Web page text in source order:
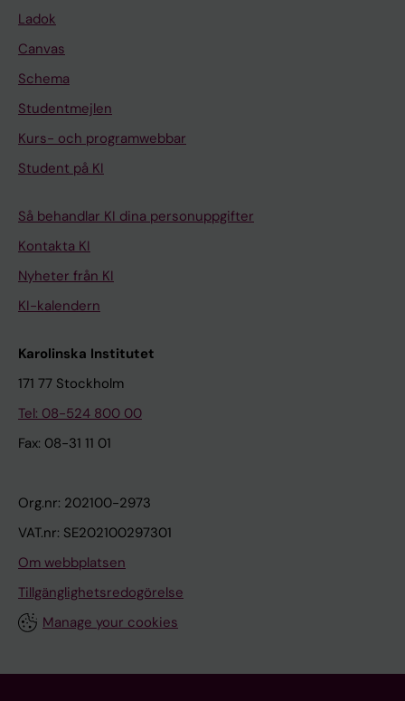
Ladok
Canvas
Schema
Studentmejlen
Kurs- och programwebbar
Student på KI
Så behandlar KI dina personuppgifter
Kontakta KI
Nyheter från KI
KI-kalendern
Karolinska Institutet
171 77 Stockholm
Tel: 08-524 800 00
Fax: 08-31 11 01
Org.nr: 202100-2973
VAT.nr: SE202100297301
Om webbplatsen
Tillgänglighetsredogörelse
Manage your cookies